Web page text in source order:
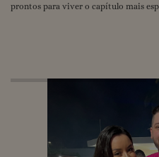
prontos para viver o capítulo mais